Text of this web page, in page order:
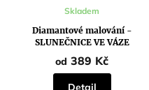
Diamantové malování -
SLUNEČNICE VE VÁZE
Průměrné
produktu
je
5,0
z
5
hvězdiček.
Skladem
od 389 Kč
Detail